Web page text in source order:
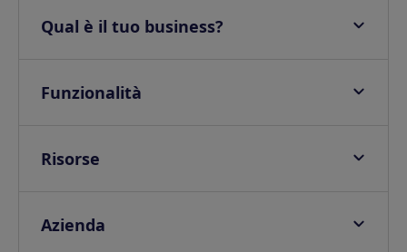
Qual è il tuo business?
Hotel
Campeggi e Glamping
Funzionalità
Onsite check in
Guide digitali
Risorse
Blog
Azienda